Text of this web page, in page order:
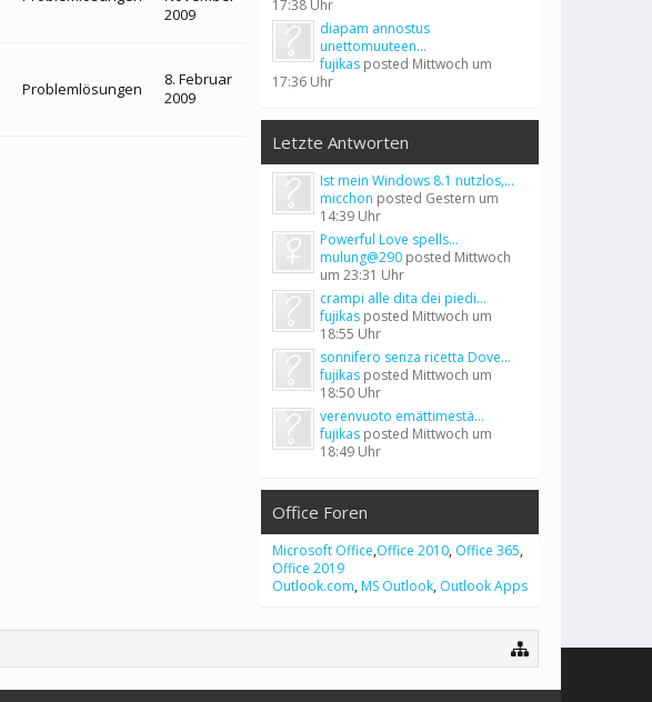
2009
Problemlösungen
8. Februar
2009
17:38 Uhr
diapam annostus
unettomuuteen...
fujikas posted Mittwoch um
17:36 Uhr
Letzte Antworten
Ist mein Windows 8.1 nutzlos,...
micchon posted Gestern um
14:39 Uhr
Powerful Love spells...
mulung@290 posted Mittwoch
um 23:31 Uhr
crampi alle dita dei piedi...
fujikas posted Mittwoch um
18:55 Uhr
sonnifero senza ricetta Dove...
fujikas posted Mittwoch um
18:50 Uhr
verenvuoto emättimestä...
fujikas posted Mittwoch um
18:49 Uhr
Office Foren
Microsoft Office,Office 2010, Office 365,
Office 2019
Outlook.com, MS Outlook, Outlook Apps